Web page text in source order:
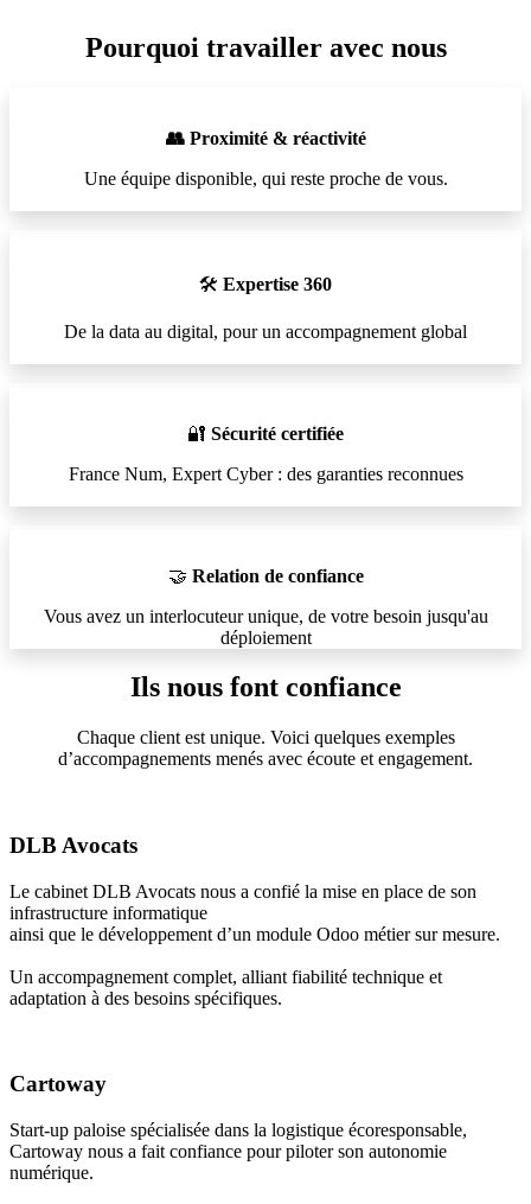
Pourquoi travailler avec nous
👥 Proximité & réactivité
Une équipe disponible, qui reste proche de vous.
🛠️ Expertise 360
De la data au digital, pour un accompagnement global
🔐 Sécurité certifiée
France Num, Expert Cyber : des garanties reconnues
🤝 Relation de confiance
Vous avez un interlocuteur unique, de votre besoin jusqu'au
déploiement
Ils nous font confiance
Chaque client est unique. Voici quelques exemples
d’accompagnements menés avec écoute et engagement.
DLB Avocats
Le cabinet DLB Avocats nous a confié la mise en place de son
infrastructure informatique
ainsi que le développement d’un module Odoo métier sur mesure.
Un accompagnement complet, alliant fiabilité technique et
adaptation à des besoins spécifiques.
Cartoway
Start-up paloise spécialisée dans la logistique écoresponsable,
Cartoway nous a fait confiance pour piloter son autonomie
numérique.